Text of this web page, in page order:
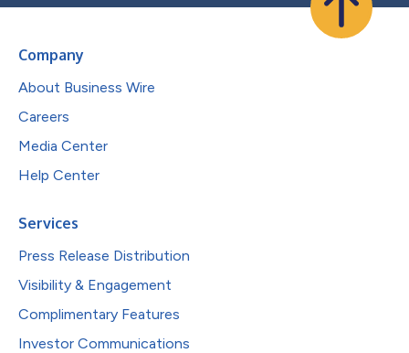
Company
About Business Wire
Careers
Media Center
Help Center
Services
Press Release Distribution
Visibility & Engagement
Complimentary Features
Investor Communications